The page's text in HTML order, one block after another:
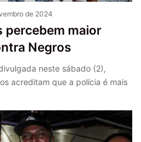
de 2024
percebem maior
Negros
neste sábado (2),
acreditam que a polícia é mais